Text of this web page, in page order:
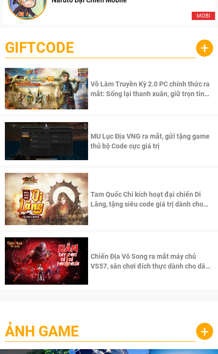
MOBI
GIFTCODE +
Võ Lâm Truyền Kỳ 2.0 PC chính thức ra
mắt: Sống lại thanh xuân, giữ trọn tinh
MU Lục Địa VNG ra mắt, gửi tặng game
thủ bộ Code cực giá trị
Tam Quốc Chí kích hoạt đại chiến Di
Lăng, tặng siêu code giá trị dành cho
Chiến Địa Vô Song ra mắt máy chủ
VS57, sân chơi đích thực dành cho dân
ẢNH GAME +